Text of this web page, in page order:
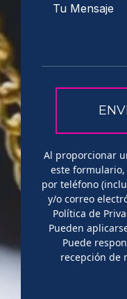
Al proporcionar
este
por teléfono
y/o correo
Política de
Pueden
Puede
recepción de